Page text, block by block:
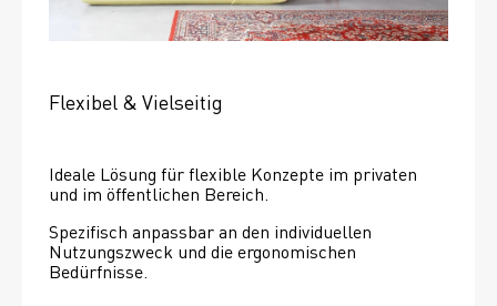
Flexibel & Vielseitig
Ideale Lösung für flexible Konzepte im privaten
und im öffentlichen Bereich.
Spezifisch anpassbar an den individuellen
Nutzungszweck und die ergonomischen
Bedürfnisse.